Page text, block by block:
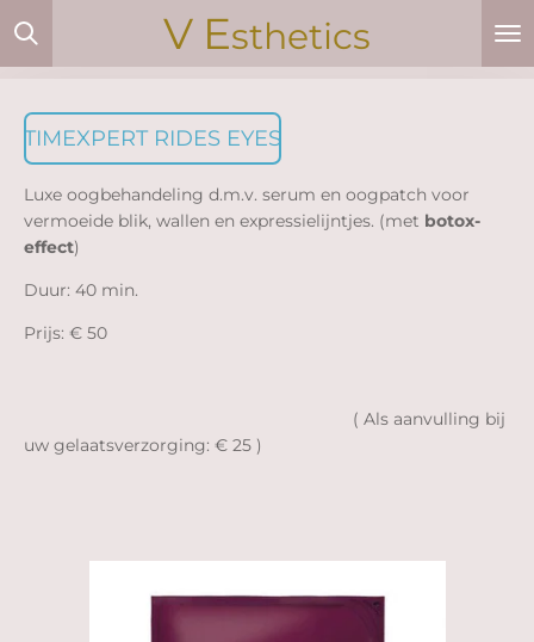
Ga
direct
hoofdinhoud
V Esthetics
TIMEXPERT RIDES EYES
Luxe oogbehandeling d.m.v. serum en oogpatch voor
vermoeide blik, wallen en expressielijntjes. (met botox-
effect)
Duur: 40 min.
Prijs: € 50
( Als aanvulling bij
uw gelaatsverzorging: € 25 )